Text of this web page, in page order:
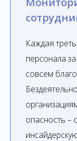
Каждая
персонала
совсем
опасность –